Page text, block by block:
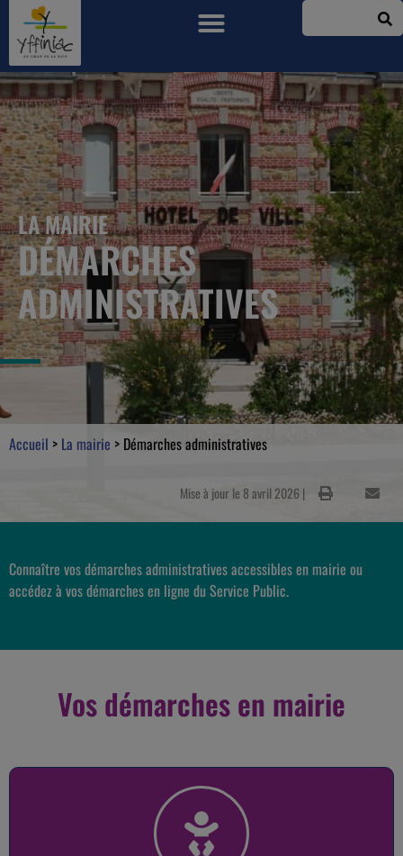
LA MAIRIE
DÉMARCHES
ADMINISTRATIVES
Accueil > La mairie > Démarches administratives
Mise à jour le 8 avril 2026 |
Connaître vos démarches administratives accessibles en mairie ou
accédez à vos démarches en ligne du Service Public.
Vos démarches en mairie